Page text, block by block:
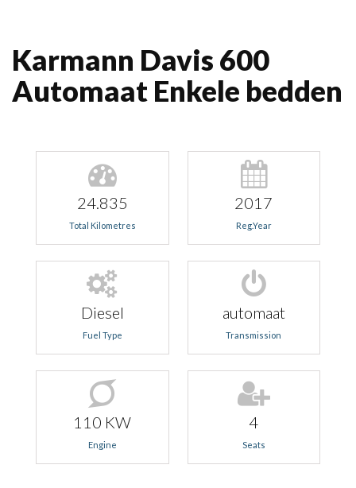
Karmann Davis 600
Automaat Enkele bedden
24.835
Total Kilometres
2017
Reg.Year
Diesel
Fuel Type
automaat
Transmission
110 KW
Engine
4
Seats